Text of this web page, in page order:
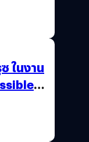
ในงาน
–